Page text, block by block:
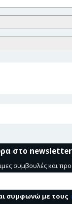
στο
συμβουλές και
συμφωνώ με τους